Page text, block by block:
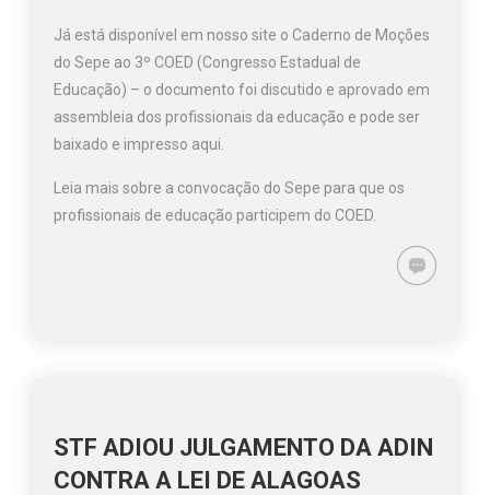
Já está disponível em nosso site o Caderno de Moções
do Sepe ao 3º COED (Congresso Estadual de
Educação) – o documento foi discutido e aprovado em
assembleia dos profissionais da educação e pode ser
baixado e impresso aqui.
Leia mais sobre a convocação do Sepe para que os
profissionais de educação participem do COED.
STF ADIOU JULGAMENTO DA ADIN
CONTRA A LEI DE ALAGOAS